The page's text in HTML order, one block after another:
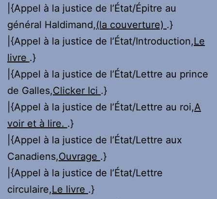
|{Appel à la justice de l’État/Épitre au
général Haldimand,(la couverture) .}
|{Appel à la justice de l’État/Introduction,Le
livre .}
|{Appel à la justice de l’État/Lettre au prince
de Galles,Clicker Ici .}
|{Appel à la justice de l’État/Lettre au roi,A
voir et à lire. .}
|{Appel à la justice de l’État/Lettre aux
Canadiens,Ouvrage .}
|{Appel à la justice de l’État/Lettre
circulaire,Le livre .}